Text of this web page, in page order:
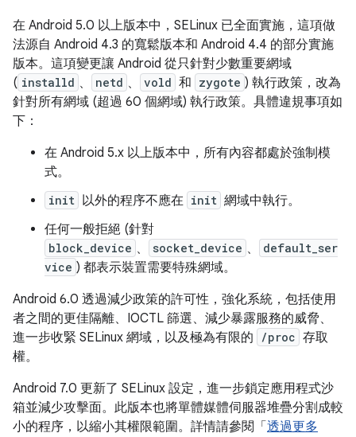
在 Android 5.0 以上版本中，SELinux 已全面實施，這項做
法源自 Android 4.3 的寬鬆版本和 Android 4.4 的部分實施
版本。這項變更讓 Android 從只針對少數重要網域
( installd 、 netd 、 vold 和 zygote ) 執行政策，改為
針對所有網域 (超過 60 個網域) 執行政策。具體違規事項如
下：
在 Android 5.x 以上版本中，所有內容都處於強制模
式。
init 以外的程序不應在 init 網域中執行。
任何一般拒絕 (針對
block_device 、 socket_device 、
default_ser
vice ) 都表示裝置需要特殊網域。
Android 6.0 透過減少政策的許可性，強化系統，包括使用
者之間的更佳隔離、IOCTL 篩選、減少暴露服務的威脅、
進一步收緊 SELinux 網域，以及極為有限的
/proc 存取
權。
Android 7.0 更新了 SELinux 設定，進一步鎖定應用程式沙
箱並減少攻擊面。此版本也將單體媒體伺服器堆疊分割成較
小的程序，以縮小其權限範圍。詳情請參閱「 透過更多